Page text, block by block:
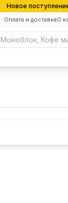
Новое
Оплата и доставкаО